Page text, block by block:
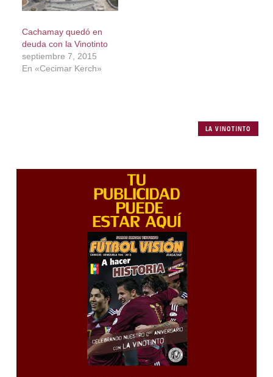
Cachamay quedó en
deuda con la Vinotinto
septiembre 7, 2015
En «Cecimar Kerch»
LA VINOTINTO